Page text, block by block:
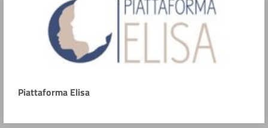
Piattaforma Elisa